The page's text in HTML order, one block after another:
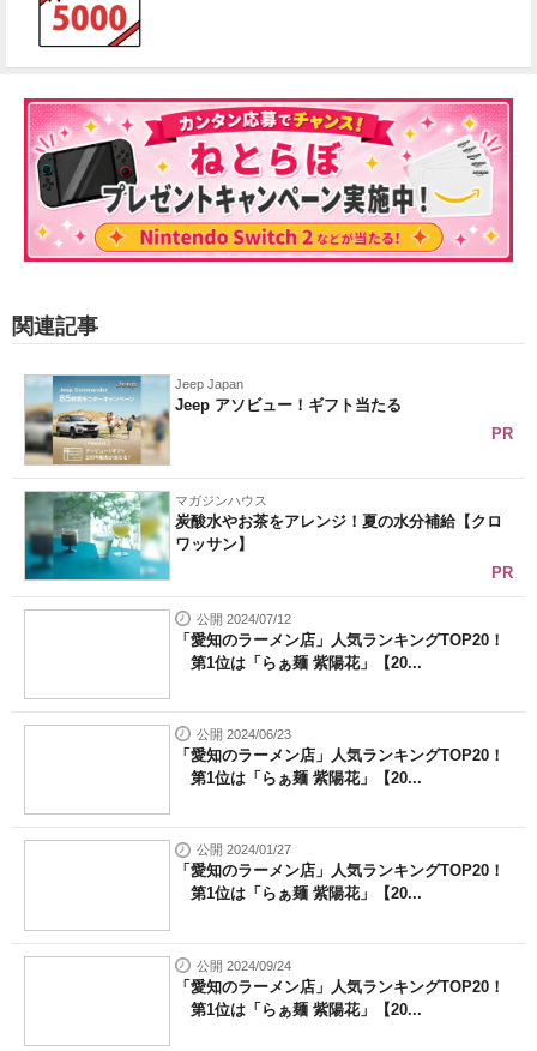
関連記事
Jeep Japan
Jeep アソビュー！ギフト当たる
PR
マガジンハウス
炭酸水やお茶をアレンジ！夏の水分補給【クロ
ワッサン】
PR
公開 2024/07/12
「愛知のラーメン店」人気ランキングTOP20！
第1位は「らぁ麺 紫陽花」【20...
公開 2024/06/23
「愛知のラーメン店」人気ランキングTOP20！
第1位は「らぁ麺 紫陽花」【20...
公開 2024/01/27
「愛知のラーメン店」人気ランキングTOP20！
第1位は「らぁ麺 紫陽花」【20...
公開 2024/09/24
「愛知のラーメン店」人気ランキングTOP20！
第1位は「らぁ麺 紫陽花」【20...